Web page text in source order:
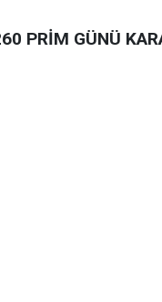
PRİM GÜNÜ